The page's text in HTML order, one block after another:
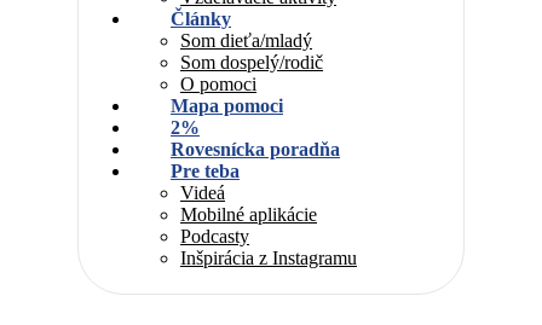
Články
Som dieťa/mladý
Som dospelý/rodič
O pomoci
Mapa pomoci
2%
Rovesnícka poradňa
Pre teba
Videá
Mobilné aplikácie
Podcasty
Inšpirácia z Instagramu